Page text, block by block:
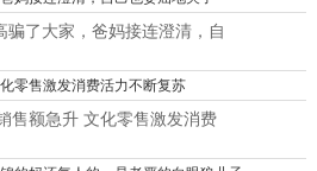
骗了大家，爸妈接连澄清，自
售额急升 文化零售激发消费